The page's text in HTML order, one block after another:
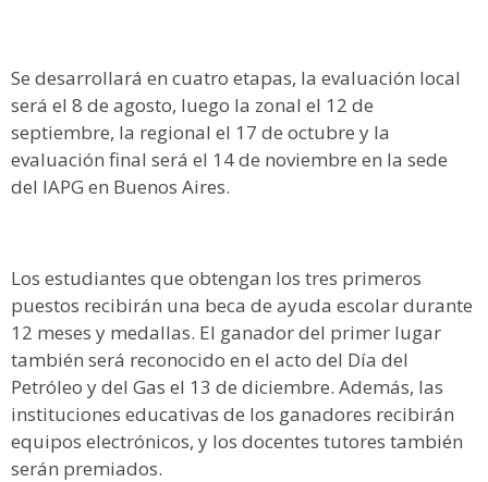
Se desarrollará en cuatro etapas, la evaluación local
será el 8 de agosto, luego la zonal el 12 de
septiembre, la regional el 17 de octubre y la
evaluación final será el 14 de noviembre en la sede
del IAPG en Buenos Aires.
Los estudiantes que obtengan los tres primeros
puestos recibirán una beca de ayuda escolar durante
12 meses y medallas. El ganador del primer lugar
también será reconocido en el acto del Día del
Petróleo y del Gas el 13 de diciembre. Además, las
instituciones educativas de los ganadores recibirán
equipos electrónicos, y los docentes tutores también
serán premiados.